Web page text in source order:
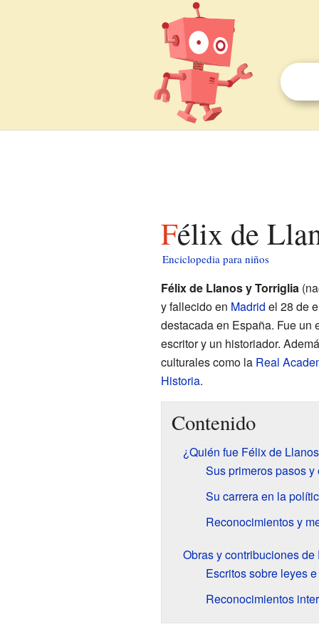
Félix de
Enciclopedia para niños
Félix de Llanos y Torriglia
y fallecido en Madrid el 28 de
destacada en España. Fue un
escritor y un historiador.
culturales como la Real
Historia.
Contenido
¿Quién fue Félix de
Sus primeros pasos y
Su carrera en la
Reconocimientos y
Obras y contribuciones
Escritos sobre leyes
Reconocimientos